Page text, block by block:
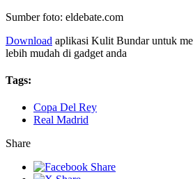
Sumber foto: eldebate.com
Download aplikasi Kulit Bundar untuk
lebih mudah di gadget anda
Tags:
Copa Del Rey
Real Madrid
Share